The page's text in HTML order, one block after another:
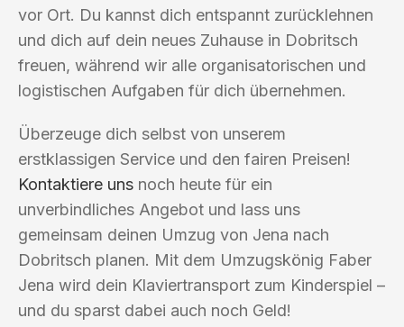
vor Ort. Du kannst dich entspannt zurücklehnen
und dich auf dein neues Zuhause in Dobritsch
freuen, während wir alle organisatorischen und
logistischen Aufgaben für dich übernehmen.
Überzeuge dich selbst von unserem
erstklassigen Service und den fairen Preisen!
Kontaktiere uns noch heute für ein
unverbindliches Angebot und lass uns
gemeinsam deinen Umzug von Jena nach
Dobritsch planen. Mit dem Umzugskönig Faber
Jena wird dein Klaviertransport zum Kinderspiel –
und du sparst dabei auch noch Geld!